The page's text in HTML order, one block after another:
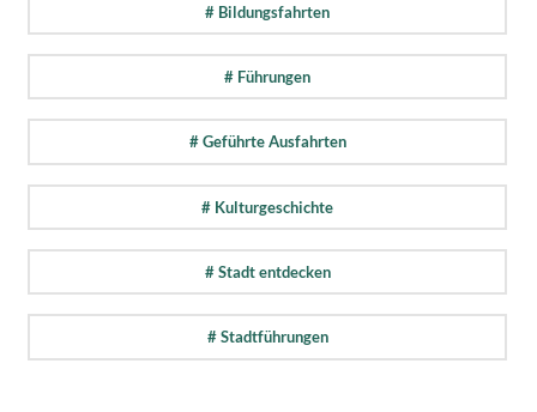
# Bildungsfahrten
# Führungen
# Geführte Ausfahrten
# Kulturgeschichte
# Stadt entdecken
# Stadtführungen